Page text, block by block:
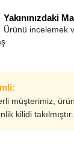
Yakınınızdaki
Ürünü incelemek
müşterimiz,
kilidi